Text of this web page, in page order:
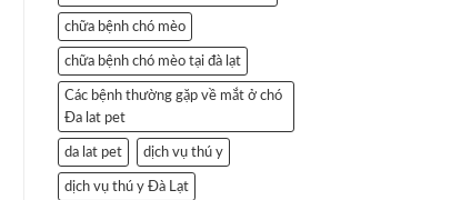
chữa bệnh chó mèo
chữa bệnh chó mèo tại đà lạt
Các bệnh thường gặp về mắt ở chó
Đa lat pet
da lat pet dịch vụ thú y
dịch vụ thú y Đà Lạt